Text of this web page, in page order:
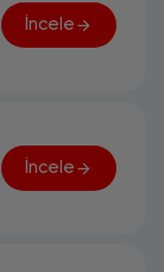
İncele
İncele